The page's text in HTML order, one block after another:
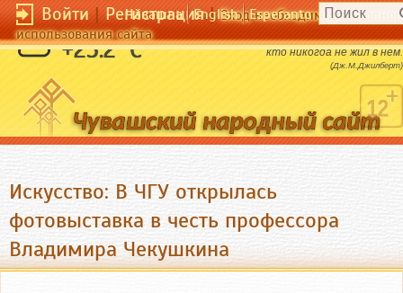
Войти|Регистрация|Вход необходим для
использования сайта
Чӑвашла English Esperanto
+25.2 °C
Не могут понять жизнь в этом мире те,
кто никогда не жил в нем.
(Дж.М.Джилберт)
Искусство: В ЧГУ открылась
фотовыставка в честь профессора
Владимира Чекушкина